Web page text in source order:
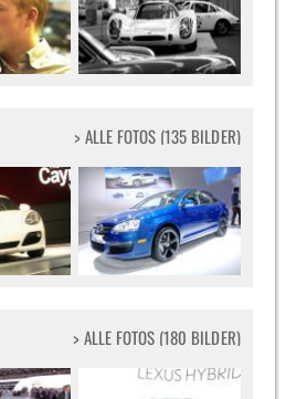
> ALLE FOTOS (135 BILDER)
> ALLE FOTOS (180 BILDER)